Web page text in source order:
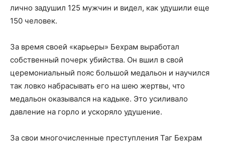
лично задушил 125 мужчин и видел, как удушили еще
150 человек.
За время своей «карьеры» Бехрам выработал
собственный почерк убийства. Он вшил в свой
церемониальный пояс большой медальон и научился
так ловко набрасывать его на шею жертвы, что
медальон оказывался на кадыке. Это усиливало
давление на горло и ускоряло удушение.
За свои многочисленные преступления Таг Бехрам